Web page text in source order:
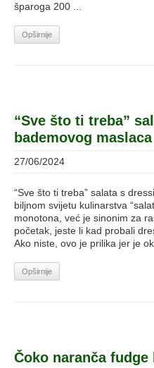
šparoga 200 ...
Opširnije
“Sve što ti treba”
bademovog maslaca
27/06/2024
“Sve što ti treba” salata s
biljnom svijetu kulinarstva
monotona, već je sinonim za
početak, jeste li kad probali
Ako niste, ovo je prilika jer je
Opširnije
Čoko naranča fudge